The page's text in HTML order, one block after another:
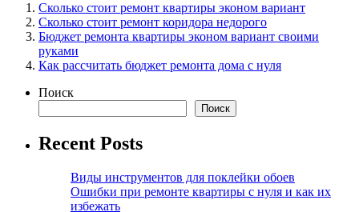
Сколько стоит ремонт квартиры эконом вариант
Сколько стоит ремонт коридора недорого
Бюджет ремонта квартиры эконом вариант своими
руками
Как рассчитать бюджет ремонта дома с нуля
Поиск
Поиск
Recent Posts
Виды инструментов для поклейки обоев
Ошибки при ремонте квартиры с нуля и как их
избежать